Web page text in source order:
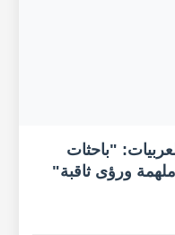
"باحثات
ورؤى ثاقبة"